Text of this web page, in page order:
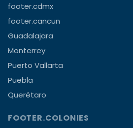
footer.cdmx
footer.cancun
Guadalajara
Monterrey
Puerto Vallarta
Puebla
Querétaro
FOOTER.COLONIES